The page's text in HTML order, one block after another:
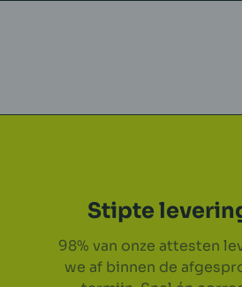
Stipte
98% van onze attesten
we af binnen de